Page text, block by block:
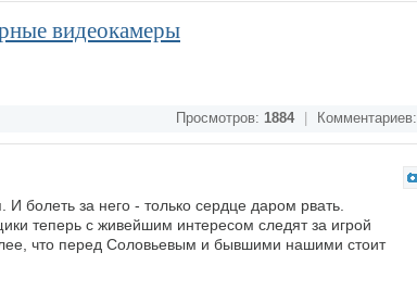
видеокамеры
Просмотров: 1884 Комментариев:
болеть за него - только сердце даром рвать.
теперь с живейшим интересом следят за игрой
что перед Соловьевым и бывшими нашими стоит